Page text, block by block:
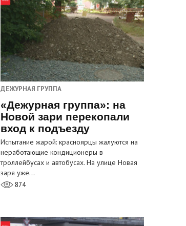
ДЕЖУРНАЯ ГРУППА
«Дежурная группа»: на
Новой зари перекопали
вход к подъезду
Испытание жарой: красноярцы жалуются на
неработающие кондиционеры в
троллейбусах и автобусах. На улице Новая
заря уже…
874